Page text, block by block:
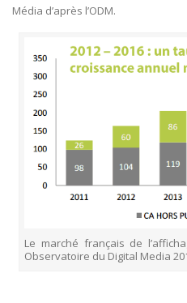
Média d’après l’ODM.
Le marché français de
Observatoire du Digital Media